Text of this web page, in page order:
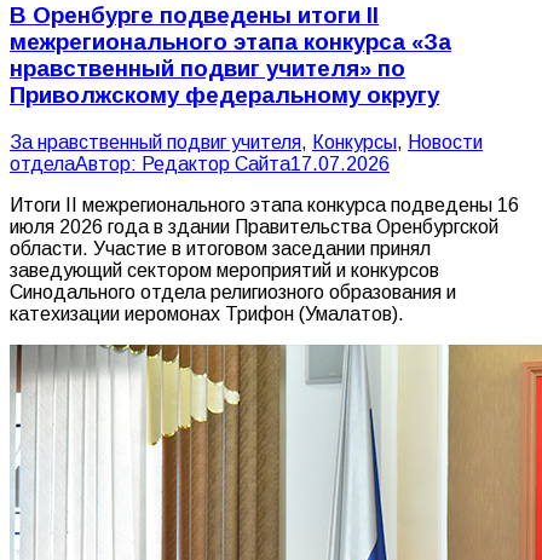
В Оренбурге подведены итоги II
межрегионального этапа конкурса «За
нравственный подвиг учителя» по
Приволжскому федеральному округу
За нравственный подвиг учителя, Конкурсы, Новости
отделаАвтор: Редактор Сайта17.07.2026
Итоги II межрегионального этапа конкурса подведены 16
июля 2026 года в здании Правительства Оренбургской
области. Участие в итоговом заседании принял
заведующий сектором мероприятий и конкурсов
Синодального отдела религиозного образования и
катехизации иеромонах Трифон (Умалатов).